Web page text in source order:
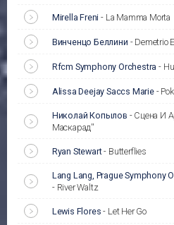
Mirella Freni - La Mamma Morta
Винченцо Беллини - Demetrio
Rfcm Symphony Orchestra -
Alissa Deejay Saccs Marie-
Николай Копылов - Сцена И
Маскарад''
Ryan Stewart- Butterflies
Lang Lang, Prague Symphony
- River Waltz
Lewis Flores - Let Her Go